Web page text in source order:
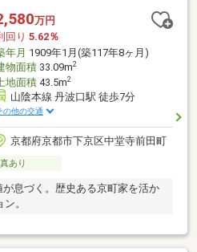
万円
回り 5.62％
年月 1909年1月(築117年8ヶ月)
物面積33.09m2
地面積43.5m2
山陰本線 丹波口駅 徒歩7分
の他の交通
京都府京都市下京区中堂寺前田町
あり
息づく。歴史ある京町家を活か
。